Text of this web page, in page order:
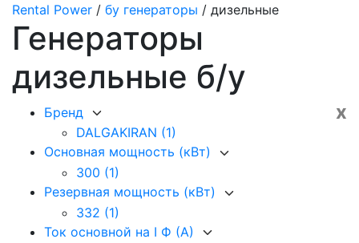
Rental Power / бу генераторы / дизельные
Генераторы
дизельные б/у
x
Бренд
DALGAKIRAN (1)
Основная мощность (кВт)
300 (1)
Резервная мощность (кВт)
332 (1)
Ток основной на I Ф (А)